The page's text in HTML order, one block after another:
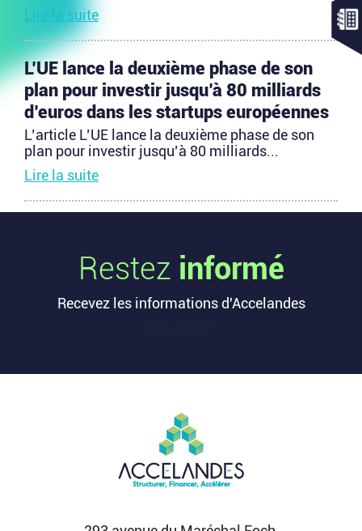
Lire la suite
L’UE lance la deuxième phase de son
plan pour investir jusqu’à 80 milliards
d’euros dans les startups européennes
L’article L’UE lance la deuxième phase de son
plan pour investir jusqu’à 80 milliards...
Lire la suite
millions d’euros cette semaine
L’article Les startups françaises ont levé 113
premier sur...
chez OpenAI pour se soigner
L’article Après une pause de 3 mois, la Française
Fidji Simo quitte son poste chez OpenAI pour se
Restez informé
Recevez les informations d'Accelandes